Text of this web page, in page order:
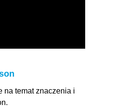
na temat znaczenia i